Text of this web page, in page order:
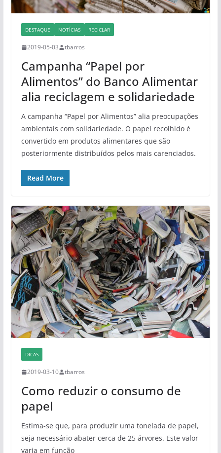
DESTAQUE NOTÍCIAS RECICLAR
2019-05-03 tbarros
Campanha “Papel por
Alimentos” do Banco Alimentar
alia reciclagem e solidariedade
A campanha “Papel por Alimentos” alia preocupações
ambientais com solidariedade. O papel recolhido é
convertido em produtos alimentares que são
posteriormente distribuídos pelos mais carenciados.
Read More
DICAS
2019-03-10 tbarros
Como reduzir o consumo de
papel
Estima-se que, para produzir uma tonelada de papel,
seja necessário abater cerca de 25 árvores. Este valor
varia em função